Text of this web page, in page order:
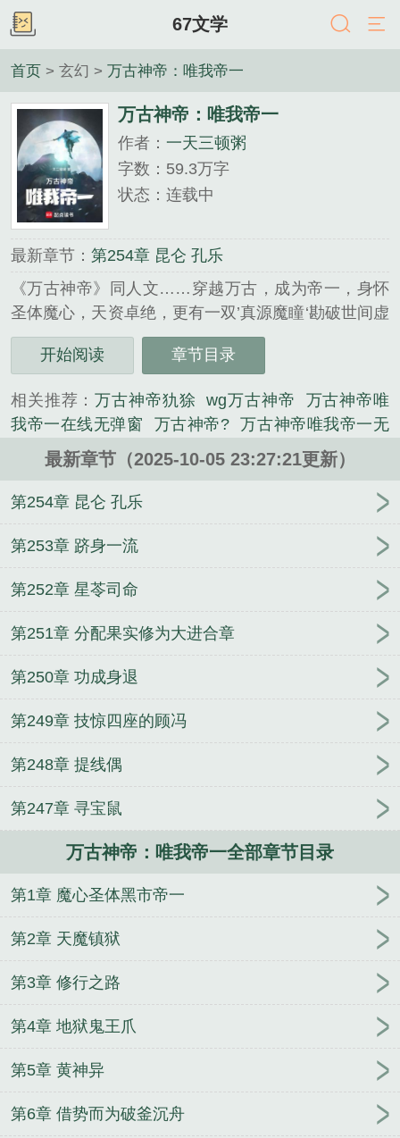
67文学
首页 > 玄幻 > 万古神帝：唯我帝一
万古神帝：唯我帝一
作者： 一天三顿粥
字数：59.3万字
状态：连载中
最新章节： 第254章 昆仑 孔乐
《万古神帝》同人文……穿越万古，成为帝一，身怀
圣体魔心，天资卓绝，更有一双’真源魔瞳‘勘破世间虚
妄，本是妥妥无敌路，奈何拿了反派模版，对手还是
天道化身。既如此，这反派不做也罢！邪道中人也有
《万古神帝：唯我帝一》是一天三顿粥精心创作的玄
幻类小说。
开始阅读 章节目录
相关推荐：万古神帝犰狳 wg万古神帝
万古神帝唯
我帝一在线无弹窗
万古神帝?
万古神帝唯我帝一无
万古神帝唯我帝一免费全文阅读5200 万古神帝
唯我帝一笔趣阁手机版
万古神帝唯我帝一无弹窗阅
读 万古神帝唯我帝一最新
万古神帝唯我帝一电子
文免费阅读 万古神帝唯我帝一顶点中文
万古神帝唯
神帝免费阅读全文帝
万古神帝唯
顿粥 万古神帝唯我帝一免费阅读
万古神帝唯我帝一
TXT免费
万古神帝唯我帝一全文阅读
万古神帝唯我
帝一笔趣阁在线
万古神帝唯我帝一笔趣阁无错版
万
古神帝唯我帝一无弹窗免费
万古神帝唯我帝一免费
完结免费 万古神帝吾
万古神帝唯我帝一 在线阅读
唯我帝一 元
万古帝神诀 最新章节 无弹窗
万古神帝
万古神帝唯我帝一共多少章 万古神帝唯我帝一
最新章节笔趣阁
万古神帝唯我帝一笔趣阁最新
wgsd万古神帝
万古神帝唯我帝一笔趣
万古神帝唯
我帝一全本 万古神帝唯我帝一笔趣阁免费阅读
万古
万古神帝唯我帝一最新章节
万古神帝唯我帝一 篱笆好文学
万古神帝唯我帝一无
帝唯我帝一最新章节在线阅读
万古神帝唯我帝一txt
盘
万古神帝唯我帝一笔趣阁最新章节TXT
万古神帝
万古神帝唯
我第一 万古神帝唯我帝一全本完结免费
万古神帝唯
最新章节（2025-10-05 23:27:21更新）
第254章 昆仑 孔乐
第253章 跻身一流
第252章 星苓司命
第251章 分配果实修为大进合章
第250章 功成身退
第249章 技惊四座的顾冯
第248章 提线偶
第247章 寻宝鼠
万古神帝：唯我帝一全部章节目录
第1章 魔心圣体黑市帝一
第2章 天魔镇狱
第3章 修行之路
第4章 地狱鬼王爪
第5章 黄神异
第6章 借势而为破釜沉舟